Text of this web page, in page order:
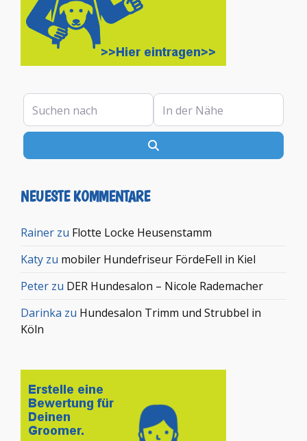
Suchen nach In der Nähe
NEUESTE KOMMENTARE
Rainer zu Flotte Locke Heusenstamm
Katy zu mobiler Hundefriseur FördeFell in Kiel
Peter zu DER Hundesalon – Nicole Rademacher
Darinka zu Hundesalon Trimm und Strubbel in
Köln